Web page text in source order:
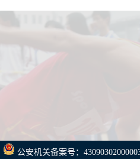
公安机关备案号：